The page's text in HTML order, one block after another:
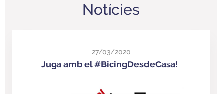
Notícies
27/03/2020
Juga amb el #BicingDesdeCasa!